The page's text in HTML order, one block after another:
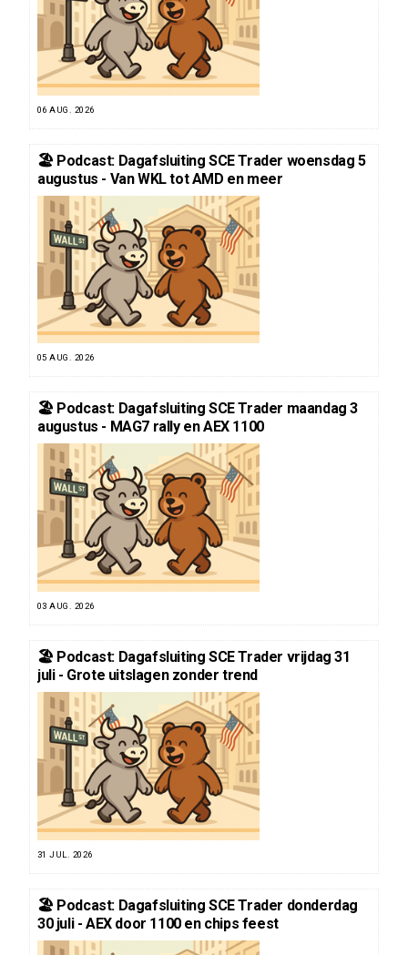
06 AUG. 2026
🏖️ Podcast: Dagafsluiting SCE Trader woensdag 5
augustus - Van WKL tot AMD en meer
05 AUG. 2026
🏖️ Podcast: Dagafsluiting SCE Trader maandag 3
augustus - MAG7 rally en AEX 1100
03 AUG. 2026
🏖️ Podcast: Dagafsluiting SCE Trader vrijdag 31
juli - Grote uitslagen zonder trend
31 JUL. 2026
🏖️ Podcast: Dagafsluiting SCE Trader donderdag
30 juli - AEX door 1100 en chips feest